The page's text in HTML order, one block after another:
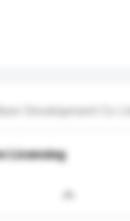
Development Co Ltd
Licensing